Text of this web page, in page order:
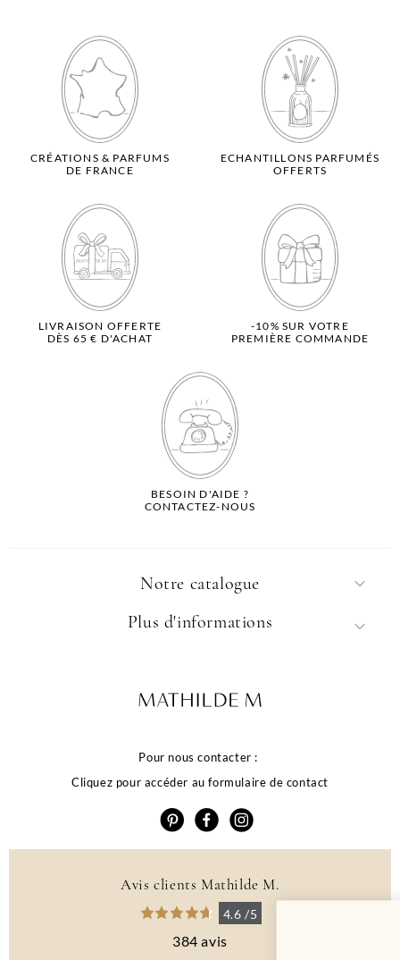
CRÉATIONS & PARFUMS
DE FRANCE
ECHANTILLONS PARFUMÉS
OFFERTS
LIVRAISON OFFERTE
DÈS 65 € D'ACHAT
-10% SUR VOTRE
PREMIÈRE COMMANDE
BESOIN D'AIDE ?
CONTACTEZ-NOUS
Notre catalogue
Pour nous contacter :
Cliquez pour accéder au formulaire de contact
Plus d'informations
Avis clients Mathilde M.
4.6 /5
384 avis